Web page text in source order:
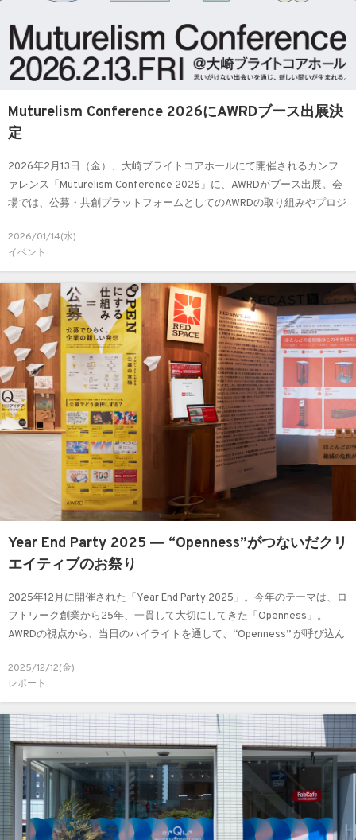
Muturelism Conference 2026にAWRDブース出展決
定
2026年2月13日（金）、大崎ブライトコアホールにて開催されるカンフ
ァレンス「Muturelism Conference 2026」に、AWRDがブース出展。会
場では、公募・共創プラットフォームとしてのAWRDの取り組みやプロジ
2026/01/14(水)
イベント
Year End Party 2025 ― “Openness”がつないだクリ
エイティブのお祭り
2025年12月に開催された「Year End Party 2025」。今年のテーマは、ロ
フトワーク創業から25年、一貫して大切にしてきた「Openness」。
AWRDの視点から、当日のハイライトを通して、“Openness” が呼び込ん
2025/12/12(金)
レポート